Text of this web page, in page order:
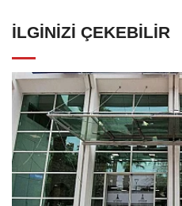
İLGINIZI ÇEKEBILIR